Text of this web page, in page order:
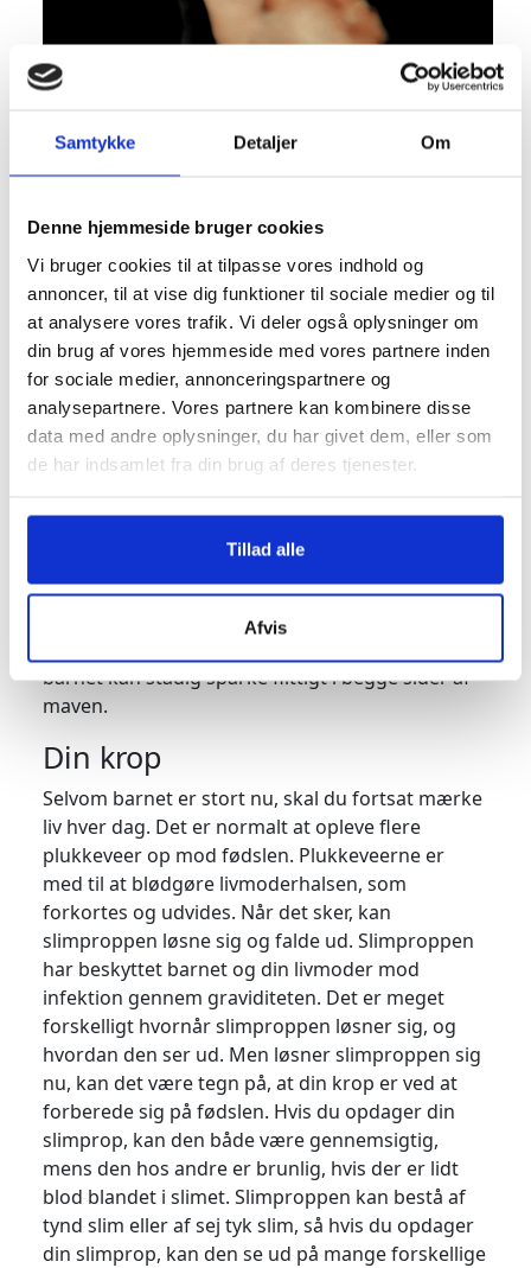
Samtykke Detaljer Om
Denne hjemmeside bruger cookies
Vi bruger cookies til at tilpasse vores indhold og
annoncer, til at vise dig funktioner til sociale medier og til
at analysere vores trafik. Vi deler også oplysninger om
din brug af vores hjemmeside med vores partnere inden
for sociale medier, annonceringspartnere og
analysepartnere. Vores partnere kan kombinere disse
data med andre oplysninger, du har givet dem, eller som
de har indsamlet fra din brug af deres tjenester.
Tillad alle
Afvis
Barnets udvikling
Barnet kan nu tage op mod 30 gram på om
dagen. Fostervandet fornys ca. for hver 4. time.
produceres nu en stigende mængde kortison,
som skal gøre lungerne klar til det første
åndedræt. Selvom barnet har hovedet nedad,
barnet kan stadig sparke flittigt i begge sider af
maven.
Din krop
Selvom barnet er stort nu, skal du fortsat mærke
liv hver dag. Det er normalt at opleve flere
plukkeveer op mod fødslen. Plukkeveerne er
med til at blødgøre livmoderhalsen, som
forkortes og udvides. Når det sker, kan
slimproppen løsne sig og falde ud. Slimproppen
har beskyttet barnet og din livmoder mod
infektion gennem graviditeten. Det er meget
forskelligt hvornår slimproppen løsner sig, og
hvordan den ser ud. Men løsner slimproppen sig
nu, kan det være tegn på, at din krop er ved at
forberede sig på fødslen. Hvis du opdager din
slimprop, kan den både være gennemsigtig,
mens den hos andre er brunlig, hvis der er lidt
blod blandet i slimet. Slimproppen kan bestå af
tynd slim eller af sej tyk slim, så hvis du opdager
din slimprop, kan den se ud på mange forskellige